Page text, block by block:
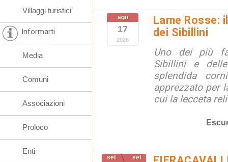
ago
17
2026
Lame Rosse:
dei Sibillini
Uno dei più
Sibillini e
splendida
apprezzato per
cui la lecceta
set set
Villaggi turistici
Informarti
Media
Comuni
Associazioni
Proloco
Enti